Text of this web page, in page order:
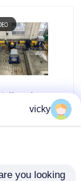
تقنية سيلونغ
vicky
you looking